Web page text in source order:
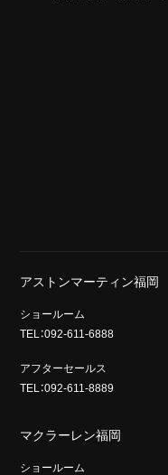
アストンマーティン福岡
ショールーム
TEL：092-611-6888
アフターセールス
TEL：092-611-8889
マクラーレン福岡
ショールーム